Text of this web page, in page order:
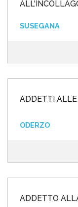
SUSEGANA
ADDETTI
ODERZO
ADDETTO